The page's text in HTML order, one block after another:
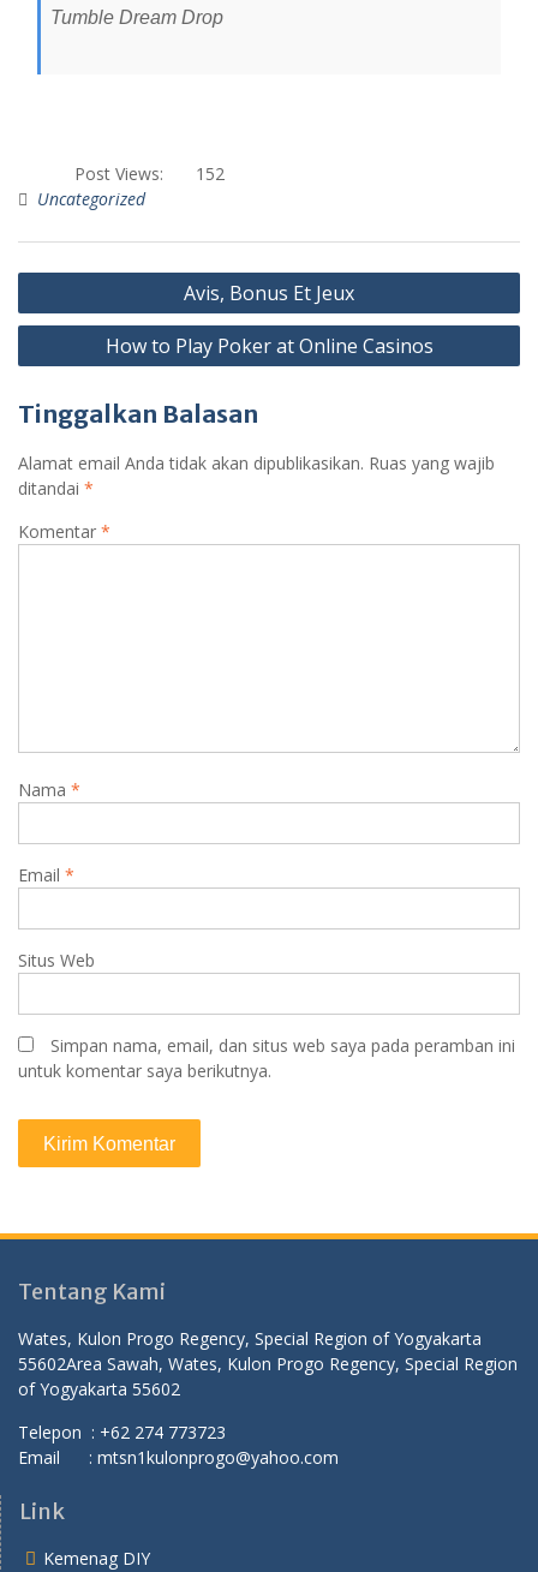
Tumble Dream Drop
Post Views:
152
Uncategorized
N
a
g
a
s
i
Avis, Bonus Et Jeux
How to Play Poker at Online Casinos
Tinggalkan Balasan
Alamat email Anda tidak akan dipublikasikan. Ruas yang wajib
ditandai *
Komentar *
Nama *
Email *
Situs Web
Simpan nama, email, dan situs web saya pada peramban ini
untuk komentar saya berikutnya.
Tentang Kami
Wates, Kulon Progo Regency, Special Region of Yogyakarta
55602Area Sawah, Wates, Kulon Progo Regency, Special Region
of Yogyakarta 55602
Telepon : +62 274 773723
Email : mtsn1kulonprogo@yahoo.com
Link
Kemenag DIY